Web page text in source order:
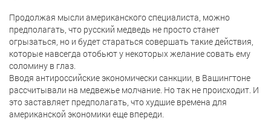
Продолжая мысли американского специалиста, можно
предполагать, что русский медведь не просто станет
огрызаться, но и будет стараться совершать такие действия,
которые навсегда отобьют у некоторых желание совать ему
соломину в глаз.
Вводя антироссийские экономически санкции, в Вашингтоне
рассчитывали на медвежье молчание. Но так не происходит. И
это заставляет предполагать, что худшие времена для
американской экономики еще впереди.